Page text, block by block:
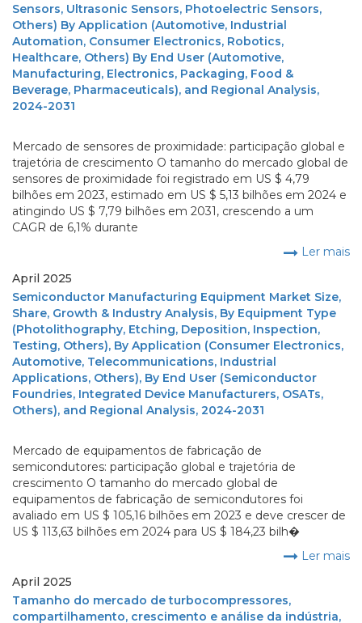
Sensors, Ultrasonic Sensors, Photoelectric Sensors,
Others) By Application (Automotive, Industrial
Automation, Consumer Electronics, Robotics,
Healthcare, Others) By End User (Automotive,
Manufacturing, Electronics, Packaging, Food &
Beverage, Pharmaceuticals), and Regional Analysis,
2024-2031
Mercado de sensores de proximidade: participação global e
trajetória de crescimento O tamanho do mercado global de
sensores de proximidade foi registrado em US $ 4,79
bilhões em 2023, estimado em US $ 5,13 bilhões em 2024 e
atingindo US $ 7,79 bilhões em 2031, crescendo a um
CAGR de 6,1% durante
Ler mais
April 2025
Semiconductor Manufacturing Equipment Market Size,
Share, Growth & Industry Analysis, By Equipment Type
(Photolithography, Etching, Deposition, Inspection,
Testing, Others), By Application (Consumer Electronics,
Automotive, Telecommunications, Industrial
Applications, Others), By End User (Semiconductor
Foundries, Integrated Device Manufacturers, OSATs,
Others), and Regional Analysis, 2024-2031
Mercado de equipamentos de fabricação de
semicondutores: participação global e trajetória de
crescimento O tamanho do mercado global de
equipamentos de fabricação de semicondutores foi
avaliado em US $ 105,16 bilhões em 2023 e deve crescer de
US $ 113,63 bilhões em 2024 para US $ 184,23 bilh�
Ler mais
April 2025
Tamanho do mercado de turbocompressores,
compartilhamento, crescimento e análise da indústria,